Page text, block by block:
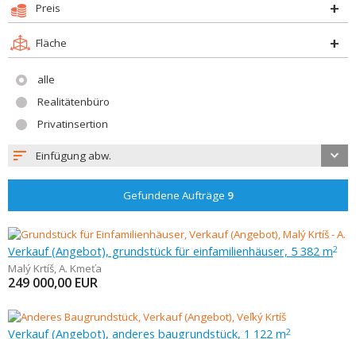
Preis
Fläche
alle
Realitätenbüro
Privatinsertion
Einfügung abw.
Gefundene Aufträge 9
Verkauf (Angebot), grundstück für einfamilienhäuser, 5 382 m2
Malý Krtíš,A. Kmeťa
249 000,00 EUR
Verkauf (Angebot), anderes baugrundstück, 1 122 m2